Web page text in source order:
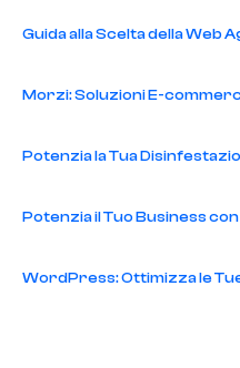
Guida alla Scelta della Web
Morzi: Soluzioni E-
Potenzia la Tua
Potenzia il Tuo Business
WordPress: Ottimizza le